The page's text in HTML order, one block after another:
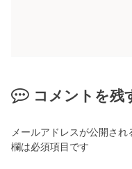
コメントを残
メールアドレスが公開され
欄は必須項目です